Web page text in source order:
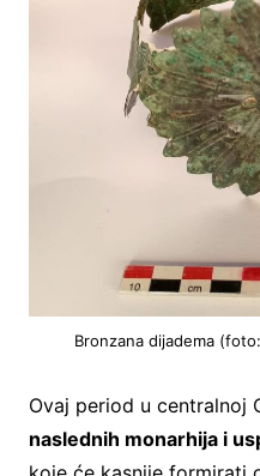
Bronzana dijadema
Ovaj period u centralnoj
naslednih monarhija i